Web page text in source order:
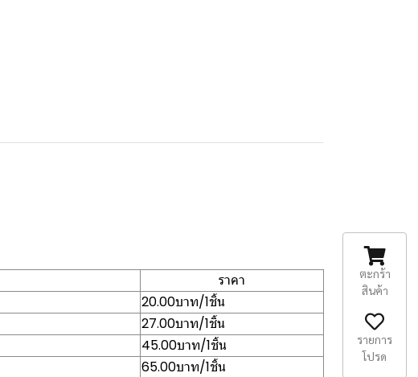
ราคา
20.00บาท/1ชิ้น
27.00บาท/1ชิ้น
45.00บาท/1ชิ้น
65.00บาท/1ชิ้น
ตะกร้า
สินค้า
รายการ
โปรด